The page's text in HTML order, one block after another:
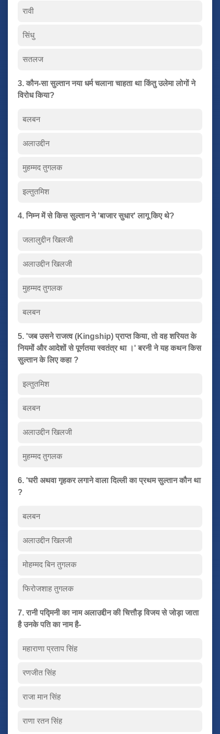
रावी
सिंधु
सतलज
3. कौन-सा सुल्तान नया धर्म चलाना चाहता था किंतु उलेमा लोगों ने
विरोध किया?
बलबन
अलाउद्दीन
मुहम्मद तुगलक
इल्तुतमिश
4. निम्न में से किस सुल्तान ने 'बाजार सुधार' लागू किए थे?
जलालुद्दीन खिलजी
अलाउद्दीन खिलजी
मुहम्मद तुगलक
बलबन
5. 'जब उसने राजत्व (Kingship) प्राप्त किया, तो वह शरियत के
नियमों और आदेशों से पूर्णतया स्वतंत्र था ।' बरनी ने यह कथन किस
सुल्तान के लिए कहा ?
इल्तुतमिश
बलबन
अलाउद्दीन खिलजी
मुहम्मद तुगलक
6. 'घरी अथवा गृहकर लगाने वाला दिल्ली का प्रथम सुल्तान कौन था
?
बलबन
अलाउद्दीन खिलजी
मोहम्मद बिन तुगलक
फिरोजशाह तुगलक
7. रानी पद्मिनी का नाम अलाउद्दीन की चित्तौड़ विजय से जोड़ा जाता
है उनके पति का नाम है-
महाराणा प्रताप सिंह
रणजीत सिंह
राजा मान सिंह
राणा रतन सिंह